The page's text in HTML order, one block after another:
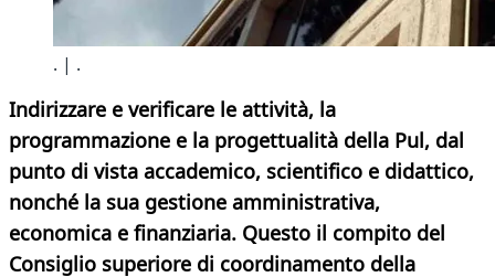
. | .
Indirizzare e verificare le attività, la
programmazione e la progettualità della Pul, dal
punto di vista accademico, scientifico e didattico,
nonché la sua gestione amministrativa,
economica e finanziaria. Questo il compito del
Consiglio superiore di coordinamento della